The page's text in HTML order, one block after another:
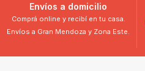
Envíos a domicilio
Comprá online y recibí en tu casa.
Envíos a Gran Mendoza y Zona Este.